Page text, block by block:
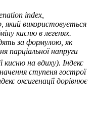
index,
який використовується
кисню в легенях.
за формулою, як
парціальної напруги
кисню на вдиху). Індекс
ступеня гострої
оксигенації дорівнює